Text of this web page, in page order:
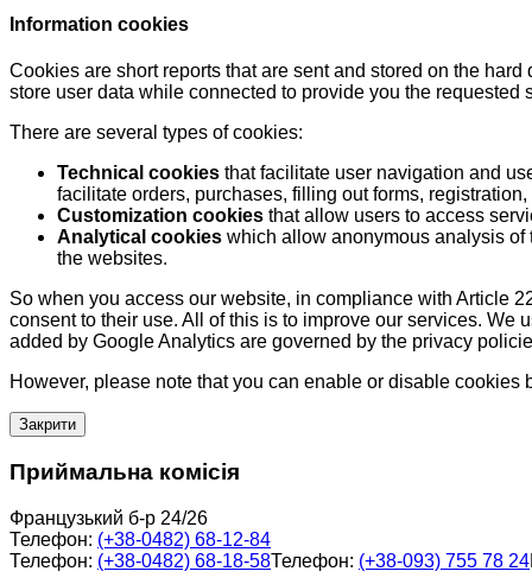
Information cookies
Cookies are short reports that are sent and stored on the
store user data while connected to provide you the
There are several types of cookies:
Technical cookies that facilitate user navigation and
facilitate orders, purchases, filling out forms,
Customization cookies that allow users to access
Analytical cookies which allow anonymous analysis
the websites.
So when you access our website, in compliance with Article
consent to their use. All of this is to improve our services.
added by Google Analytics are governed by the privacy
However, please note that you can enable or disable cookies
Закрити
Приймальна комісія
Французький б-р 24/26
Телефон: (+38-0482) 68-12-84
Телефон: (+38-0482) 68-18-58Телефон: (+38-093) 755 78 24